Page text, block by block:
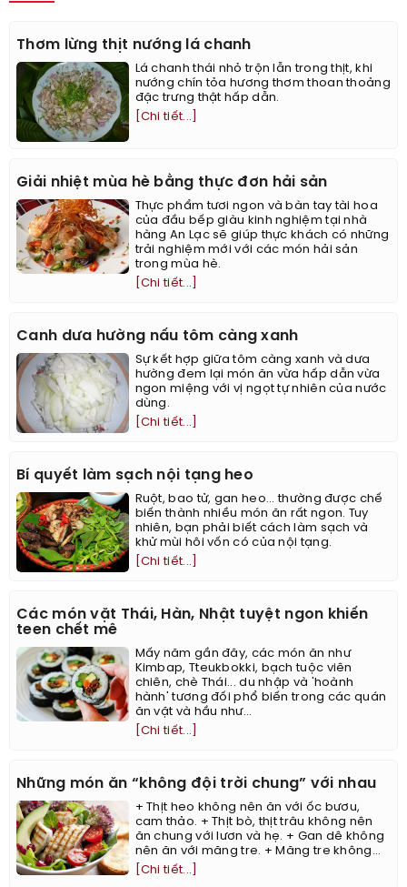
Thơm lừng thịt nướng lá chanh
Lá chanh thái nhỏ trộn lẫn trong thịt, khi
nướng chín tỏa hương thơm thoan thoảng
đặc trưng thật hấp dẫn.
[Chi tiết...]
Giải nhiệt mùa hè bằng thực đơn hải sản
Thực phẩm tươi ngon và bàn tay tài hoa
của đầu bếp giàu kinh nghiệm tại nhà
hàng An Lạc sẽ giúp thực khách có những
trải nghiệm mới với các món hải sản
trong mùa hè.
[Chi tiết...]
Canh dưa hường nấu tôm càng xanh
Sự kết hợp giữa tôm càng xanh và dưa
hường đem lại món ăn vừa hấp dẫn vừa
ngon miệng với vị ngọt tự nhiên của nước
dùng.
[Chi tiết...]
Bí quyết làm sạch nội tạng heo
Ruột, bao tử, gan heo... thường được chế
biến thành nhiều món ăn rất ngon. Tuy
nhiên, bạn phải biết cách làm sạch và
khử mùi hôi vốn có của nội tạng.
[Chi tiết...]
Các món vặt Thái, Hàn, Nhật tuyệt ngon khiến
teen chết mê
Mấy năm gần đây, các món ăn như
Kimbap, Tteukbokki, bạch tuộc viên
chiên, chè Thái... du nhập và 'hoành
hành' tương đối phổ biến trong các quán
ăn vặt và hầu như...
[Chi tiết...]
Những món ăn “không đội trời chung” với nhau
+ Thịt heo không nên ăn với ốc bươu,
cam thảo. + Thịt bò, thịt trâu không nên
ăn chung với lươn và hẹ. + Gan dê không
nên ăn với măng tre. + Măng tre không...
[Chi tiết...]